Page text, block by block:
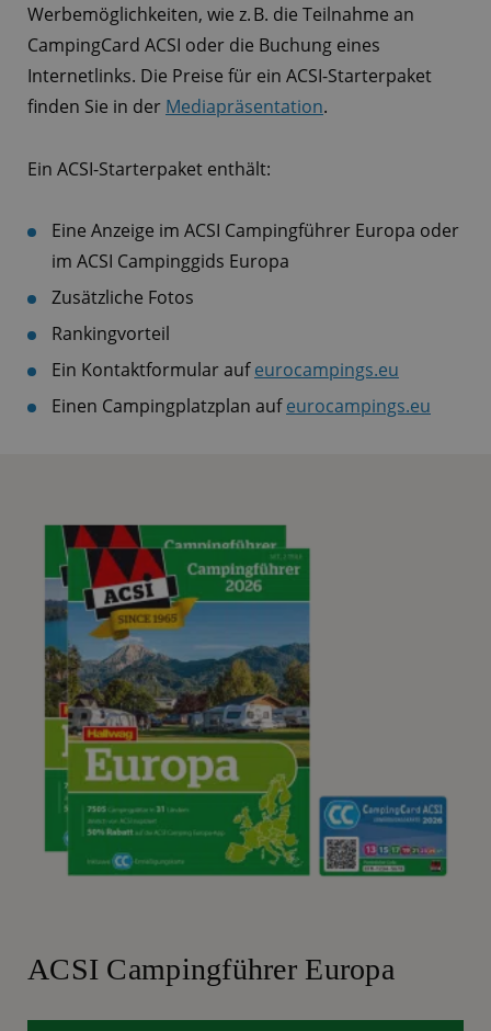
Werbemöglichkeiten, wie z. B. die Teilnahme an
CampingCard ACSI oder die Buchung eines
Internetlinks. Die Preise für ein ACSI-Starterpaket
finden Sie in der Mediapräsentation.
Ein ACSI-Starterpaket enthält:
Eine Anzeige im ACSI Campingführer Europa oder
im ACSI Campinggids Europa
Zusätzliche Fotos
Rankingvorteil
Ein Kontaktformular aufeurocampings.eu
Einen Campingplatzplan aufeurocampings.eu
ACSI Campingführer Europa